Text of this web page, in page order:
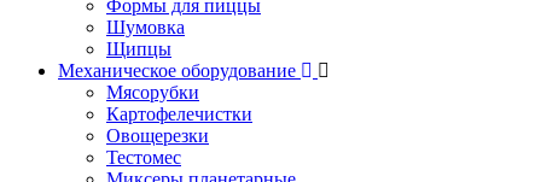
Формы для пиццы
Шумовка
Щипцы
Механическое оборудование
Мясорубки
Картофелечистки
Овощерезки
Тестомес